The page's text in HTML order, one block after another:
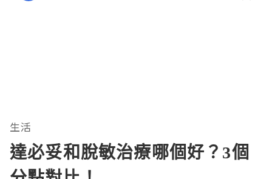
生活
達必妥和脫敏治療哪個好？3個